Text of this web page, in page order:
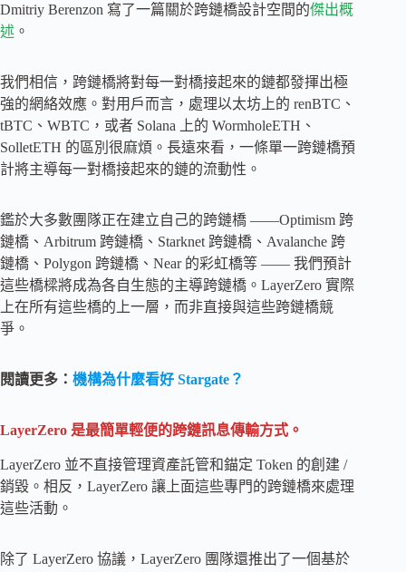
Dmitriy Berenzon 寫了一篇關於跨鏈橋設計空間的傑出概
述 。
我們相信，跨鏈橋將對每一對橋接起來的鏈都發揮出極
強的網絡效應。對用戶而言，處理以太坊上的 renBTC、
tBTC、WBTC，或者 Solana 上的 WormholeETH、
SolletETH 的區別很麻煩。長遠來看，一條單一跨鏈橋預
計將主導每一對橋接起來的鏈的流動性。
鑑於大多數團隊正在建立自己的跨鏈橋 ——Optimism 跨
鏈橋、Arbitrum 跨鏈橋、Starknet 跨鏈橋、Avalanche 跨
鏈橋、Polygon 跨鏈橋、Near 的彩虹橋等 —— 我們預計
這些橋樑將成為各自生態的主導跨鏈橋。LayerZero 實際
上在所有這些橋的上一層，而非直接與這些跨鏈橋競
爭。
閱讀更多： 機構為什麼看好 Stargate？
LayerZero 是最簡單輕便的跨鏈訊息傳輸方式。
LayerZero 並不直接管理資產託管和錨定 Token 的創建 /
銷毀。相反，LayerZero 讓上面這些專門的跨鏈橋來處理
這些活動。
除了 LayerZero 協議，LayerZero 團隊還推出了一個基於